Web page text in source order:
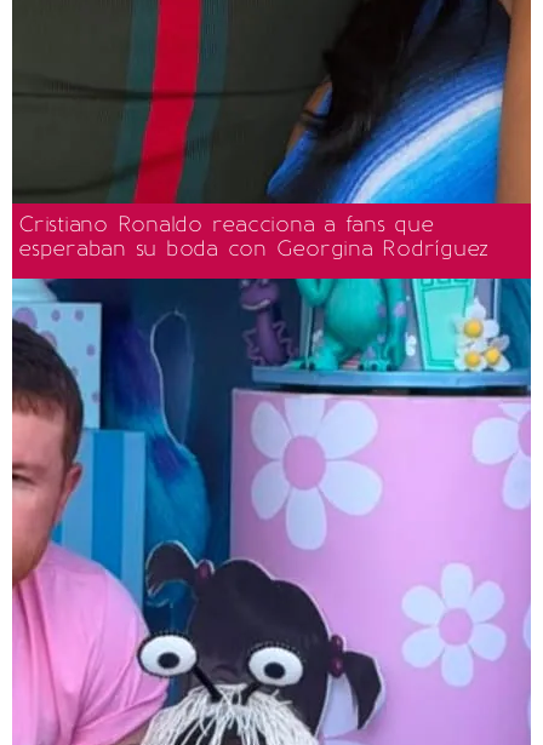
Cristiano Ronaldo reacciona a fans que
esperaban su boda con Georgina Rodríguez